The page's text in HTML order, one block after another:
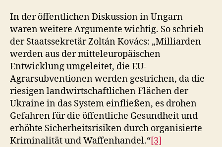
In der öffentlichen Diskussion in Ungarn
waren weitere Argumente wichtig. So schrieb
der Staatssekretär Zoltán Kovács: „Milliarden
werden aus der mitteleuropäischen
Entwicklung umgeleitet, die EU-
Agrarsubventionen werden gestrichen, da die
riesigen landwirtschaftlichen Flächen der
Ukraine in das System einfließen, es drohen
Gefahren für die öffentliche Gesundheit und
erhöhte Sicherheitsrisiken durch organisierte
Kriminalität und Waffenhandel.“[3]